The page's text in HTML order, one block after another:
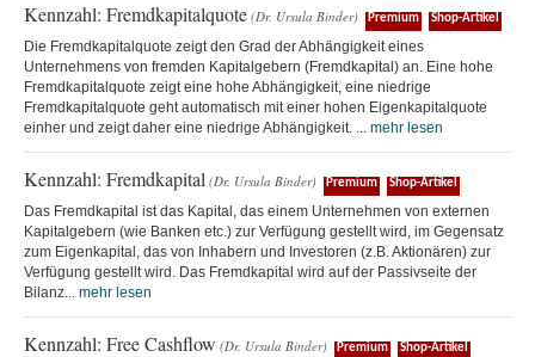
Kennzahl: Fremdkapitalquote (Dr. Ursula Binder) Premium Shop-Artikel
Die Fremdkapitalquote zeigt den Grad der Abhängigkeit eines
Unternehmens von fremden Kapitalgebern (Fremdkapital) an. Eine hohe
Fremdkapitalquote zeigt eine hohe Abhängigkeit, eine niedrige
Fremdkapitalquote geht automatisch mit einer hohen Eigenkapitalquote
einher und zeigt daher eine niedrige Abhängigkeit. ... mehr lesen
Kennzahl: Fremdkapital (Dr. Ursula Binder) Premium Shop-Artikel
Das Fremdkapital ist das Kapital, das einem Unternehmen von externen
Kapitalgebern (wie Banken etc.) zur Verfügung gestellt wird, im Gegensatz
zum Eigenkapital, das von Inhabern und Investoren (z.B. Aktionären) zur
Verfügung gestellt wird. Das Fremdkapital wird auf der Passivseite der
Bilanz... mehr lesen
Kennzahl: Free Cashflow (Dr. Ursula Binder) Premium Shop-Artikel